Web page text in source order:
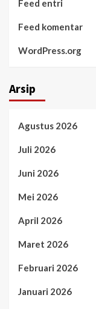
Feed entri
Feed komentar
WordPress.org
Arsip
Agustus 2026
Juli 2026
Juni 2026
Mei 2026
April 2026
Maret 2026
Februari 2026
Januari 2026